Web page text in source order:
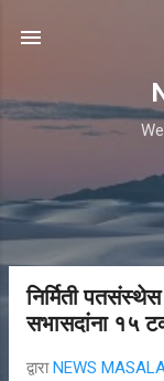
पो
स्ट्स
निर्मिती
सभासदांना १५
द्वाराNEWS MASALA